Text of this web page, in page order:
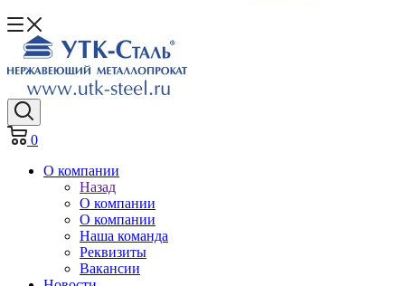
0
О компании
Назад
О компании
О компании
Наша команда
Реквизиты
Вакансии